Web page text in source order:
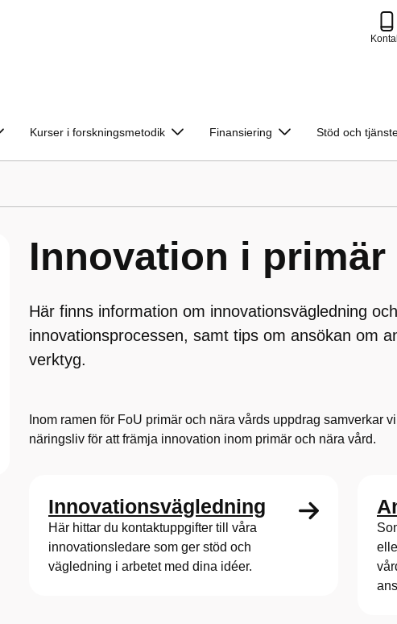
Kurser i forskningsmetodik Finansiering Stöd och
Innovation i primär
Här finns information om innovationsvägledning
innovationsprocessen, samt tips om ansökan om
verktyg.
Inom ramen för FoU primär och nära vårds uppdrag samverkar
näringsliv för att främja innovation inom primär och nära vård.
Innovations­vägledning
Här hittar du kontaktuppgifter till våra
innovationsledare som ger stöd och
vägledning i arbetet med dina idéer.